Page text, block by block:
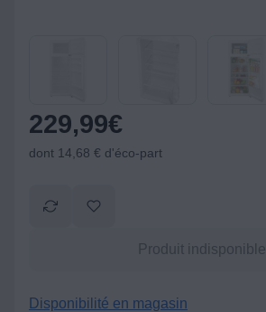
229,99€
dont 14,68 € d'éco-part
Produit indisponible
Disponibilité en magasin